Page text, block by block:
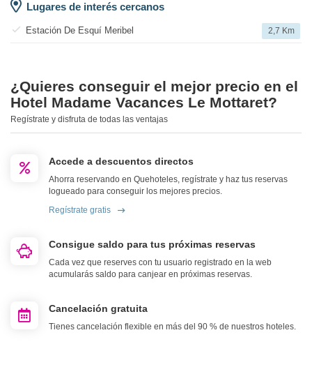
Lugares de interés cercanos
Estación De Esquí Meribel 2,7 Km
¿Quieres conseguir el mejor precio en el
Hotel Madame Vacances Le Mottaret?
Regístrate y disfruta de todas las ventajas
Accede a descuentos directos
Ahorra reservando en Quehoteles, regístrate y haz tus reservas
logueado para conseguir los mejores precios.
Regístrate gratis
Consigue saldo para tus próximas reservas
Cada vez que reserves con tu usuario registrado en la web
acumularás saldo para canjear en próximas reservas.
Cancelación gratuita
Tienes cancelación flexible en más del 90 % de nuestros hoteles.